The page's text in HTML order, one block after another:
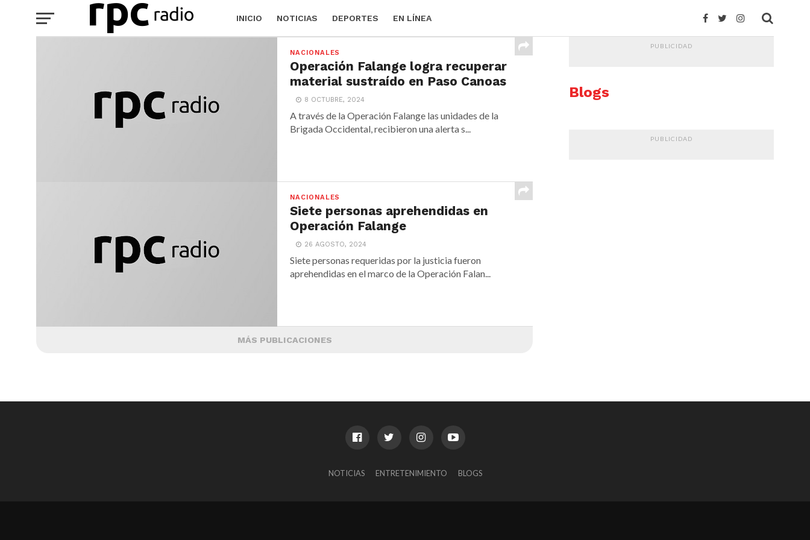
INICIO NOTICIAS DEPORTES EN LÍNEA
NACIONALES
Operación Falange logra recuperar
material sustraído en Paso Canoas
8 OCTUBRE, 2024
A través de la Operación Falange las unidades de la
Brigada Occidental, recibieron una alerta s...
NACIONALES
Siete personas aprehendidas en
Operación Falange
26 AGOSTO, 2024
Siete personas requeridas por la justicia fueron
aprehendidas en el marco de la Operación Falan...
MÁS PUBLICACIONES
PUBLICIDAD
Blogs
PUBLICIDAD
NOTICIAS ENTRETENIMIENTO BLOGS